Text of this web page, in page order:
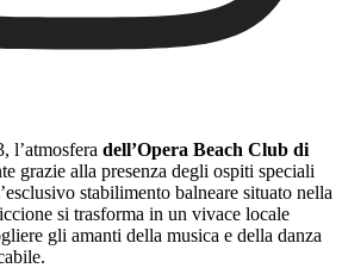
l’atmosfera dell’Opera Beach Club di
grazie alla presenza degli ospiti speciali
stabilimento balneare situato nella
si trasforma in un vivace locale
gli amanti della musica e della danza